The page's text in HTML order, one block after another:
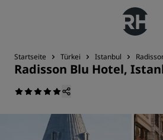
Startseite Türkei Istanbul
Radisson Blu Hotel,